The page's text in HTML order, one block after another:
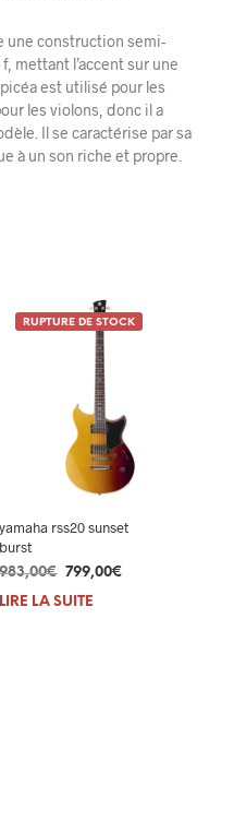
une construction semi-
mettant l’accent sur une
est utilisé pour les
les violons, donc il a
Il se caractérise par sa
à un son riche et propre.
RUPTURE DE STOCK
yamaha rss20 sunset
burst
983,00€ Le
prix
799,00€Le
LIRE LA SUITE